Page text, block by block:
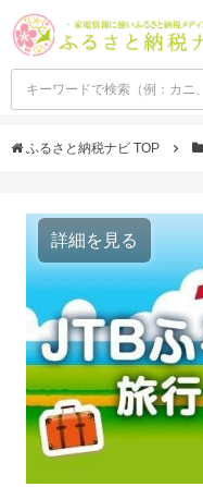
ふるさと納税ナビ TOP
詳細を見る